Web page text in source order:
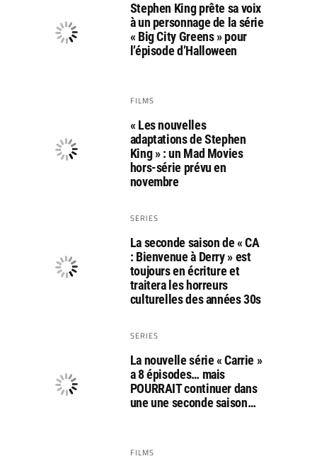
Stephen King prête sa voix
à un personnage de la série
« Big City Greens » pour
l’épisode d’Halloween
FILMS
« Les nouvelles
adaptations de Stephen
King » : un Mad Movies
hors-série prévu en
novembre
SERIES
La seconde saison de « CA
: Bienvenue à Derry » est
toujours en écriture et
traitera les horreurs
culturelles des années 30s
SERIES
La nouvelle série « Carrie »
a 8 épisodes… mais
POURRAIT continuer dans
une une seconde saison…
FILMS